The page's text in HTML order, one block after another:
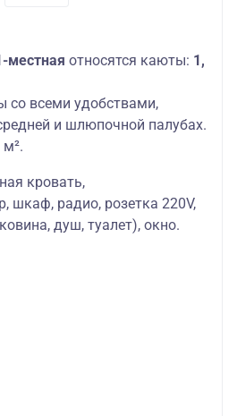
местная относятся каюты: 1,
всеми удобствами,
и шлюпочной палубах.
кровать,
шкаф, радио, розетка 220V,
душ, туалет), окно.